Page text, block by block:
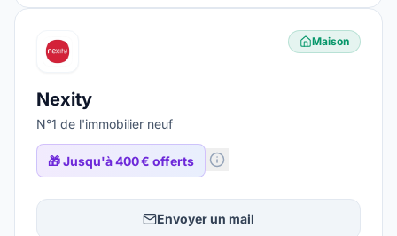
Maison
Nexity
N°1 de l'immobilier neuf
🎁Jusqu'à 400 € offerts
Envoyer un mail